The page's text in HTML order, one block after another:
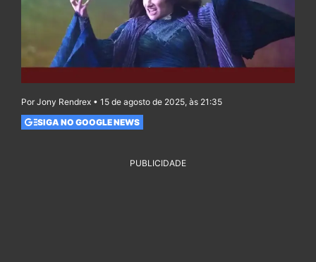
Por Jony Rendrex • 15 de agosto de 2025, às 21:35
SIGA NO GOOGLE NEWS
PUBLICIDADE